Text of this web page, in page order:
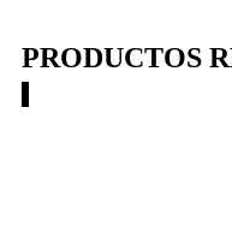
PRODUCTOS